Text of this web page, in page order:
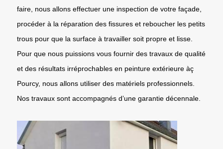
faire, nous allons effectuer une inspection de votre façade,
procéder à la réparation des fissures et reboucher les petits
trous pour que la surface à travailler soit propre et lisse.
Pour que nous puissions vous fournir des travaux de qualité
et des résultats irréprochables en peinture extérieure àç
Pourcy, nous allons utiliser des matériels professionnels.
Nos travaux sont accompagnés d’une garantie décennale.